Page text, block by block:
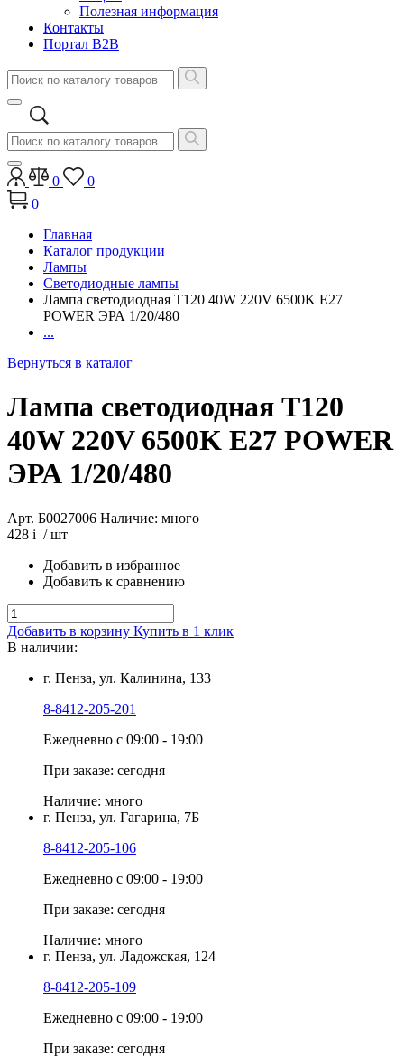
Полезная информация
Контакты
Портал B2B
0
0
0
Главная
Каталог продукции
Лампы
Светодиодные лампы
Лампа светодиодная Т120 40W 220V 6500K E27
POWER ЭРА 1/20/480
...
Вернуться в каталог
Лампа светодиодная Т120
40W 220V 6500K E27 POWER
ЭРА 1/20/480
Арт. Б0027006 Наличие: много
428 i / шт
Добавить в избранное
Добавить к сравнению
Добавить в корзину Купить в 1 клик
В наличии:
г. Пенза, ул. Калинина, 133
8-8412-205-201
Ежедневно с 09:00 - 19:00
При заказе: сегодня
Наличие: много
г. Пенза, ул. Гагарина, 7Б
8-8412-205-106
Ежедневно с 09:00 - 19:00
При заказе: сегодня
Наличие: много
г. Пенза, ул. Ладожская, 124
8-8412-205-109
Ежедневно с 09:00 - 19:00
При заказе: сегодня